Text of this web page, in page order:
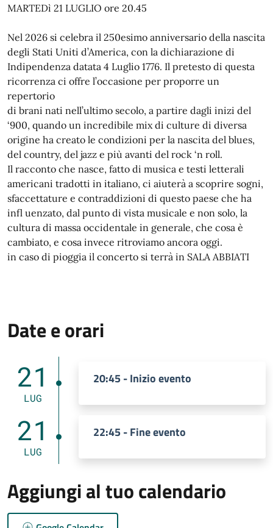
MARTEDì 21 LUGLIO ore 20.45
Nel 2026 si celebra il 250esimo anniversario della nascita
degli Stati Uniti d’America, con la dichiarazione di
Indipendenza datata 4 Luglio 1776. Il pretesto di questa
ricorrenza ci offre l’occasione per proporre un
repertorio
di brani nati nell’ultimo secolo, a partire dagli inizi del
‘900, quando un incredibile mix di culture di diversa
origine ha creato le condizioni per la nascita del blues,
del country, del jazz e più avanti del rock ‘n roll.
Il racconto che nasce, fatto di musica e testi letterali
americani tradotti in italiano, ci aiuterà a scoprire sogni,
sfaccettature e contraddizioni di questo paese che ha
infl uenzato, dal punto di vista musicale e non solo, la
cultura di massa occidentale in generale, che cosa è
cambiato, e cosa invece ritroviamo ancora oggi.
in caso di pioggia il concerto si terrà in SALA ABBIATI
Date e orari
21
LUG
20:45 - Inizio evento
21
LUG
22:45 - Fine evento
Aggiungi al tuo calendario